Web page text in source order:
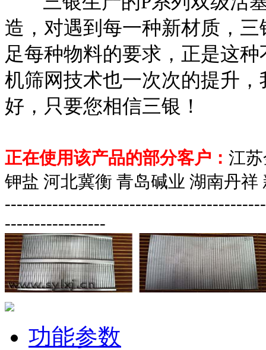
造，对遇到每一种新材质 ，
足每种物料的要求，正是这
机筛网技术也一次次的提升
好，只要您相信三银！
正在使用该产品的部分客户： 江
钾盐 河北冀衡 青岛碱业 湖南丹
-----------------
功能参数